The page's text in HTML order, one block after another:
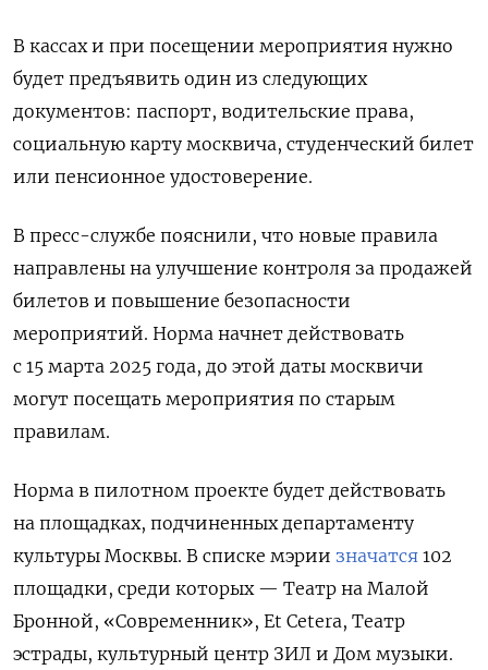
В кассах и при посещении мероприятия нужно
будет предъявить один из следующих
документов: паспорт, водительские права,
социальную карту москвича, студенческий билет
или пенсионное удостоверение.
В пресс-службе пояснили, что новые правила
направлены на улучшение контроля за продажей
билетов и повышение безопасности
мероприятий. Норма начнет действовать
с 15 марта 2025 года, до этой даты москвичи
могут посещать мероприятия по старым
правилам.
Норма в пилотном проекте будет действовать
на площадках, подчиненных департаменту
культуры Москвы. В списке мэрии значатся 102
площадки, среди которых — Театр на Малой
Бронной, «Современник», Et Cetera, Театр
эстрады, культурный центр ЗИЛ и Дом музыки.